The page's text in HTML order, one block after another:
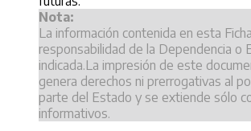
Nota:
La información contenida en esta
responsabilidad de la Dependencia o
indicada.La impresión de este
genera derechos ni prerrogativas al
parte del Estado y se extiende sólo
informativos.